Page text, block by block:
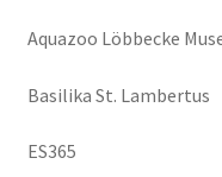
Aquazoo Löbbecke
Basilika St. Lambertus
ES365